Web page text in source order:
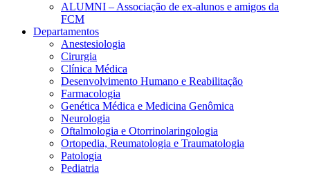
ALUMNI – Associação de ex-alunos e amigos da
FCM
Departamentos
Anestesiologia
Cirurgia
Clínica Médica
Desenvolvimento Humano e Reabilitação
Farmacologia
Genética Médica e Medicina Genômica
Neurologia
Oftalmologia e Otorrinolaringologia
Ortopedia, Reumatologia e Traumatologia
Patologia
Pediatria